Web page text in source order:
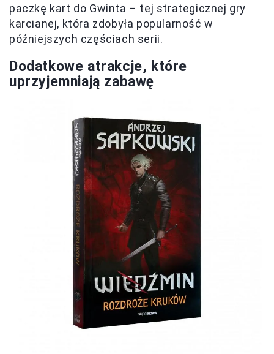
paczkę kart do Gwinta – tej strategicznej gry
karcianej, która zdobyła popularność w
późniejszych częściach serii.
Dodatkowe atrakcje, które
uprzyjemniają zabawę